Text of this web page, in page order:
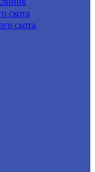
скота
скота